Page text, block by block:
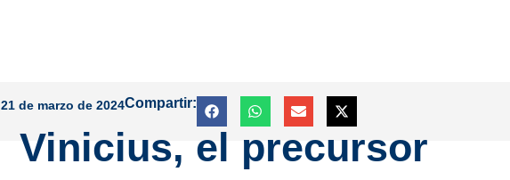
21 de marzo de 2024Compartir:
Vinicius, el precursor